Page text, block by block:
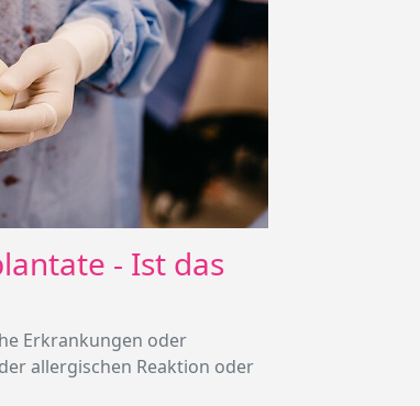
- Ist das
Erkrankungen oder
allergischen Reaktion oder